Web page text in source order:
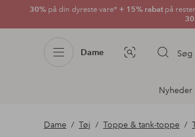
30% på din dyreste vare* + 15% rabatpå
Dame Billedsøgning Søg
Nyheder
Dame Tøj Toppe & tank-toppe